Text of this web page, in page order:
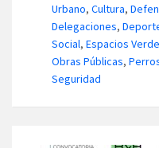
Urbano, Cultura,
Delegaciones,
Social, Espacios
Obras Públicas,
Seguridad